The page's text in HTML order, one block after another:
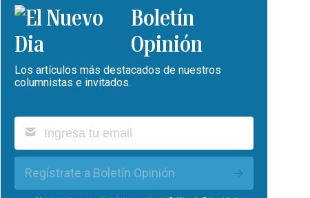
Boletín
Opinión
Los artículos más destacados de nuestros
columnistas e invitados.
Regístrate a Boletín Opinión